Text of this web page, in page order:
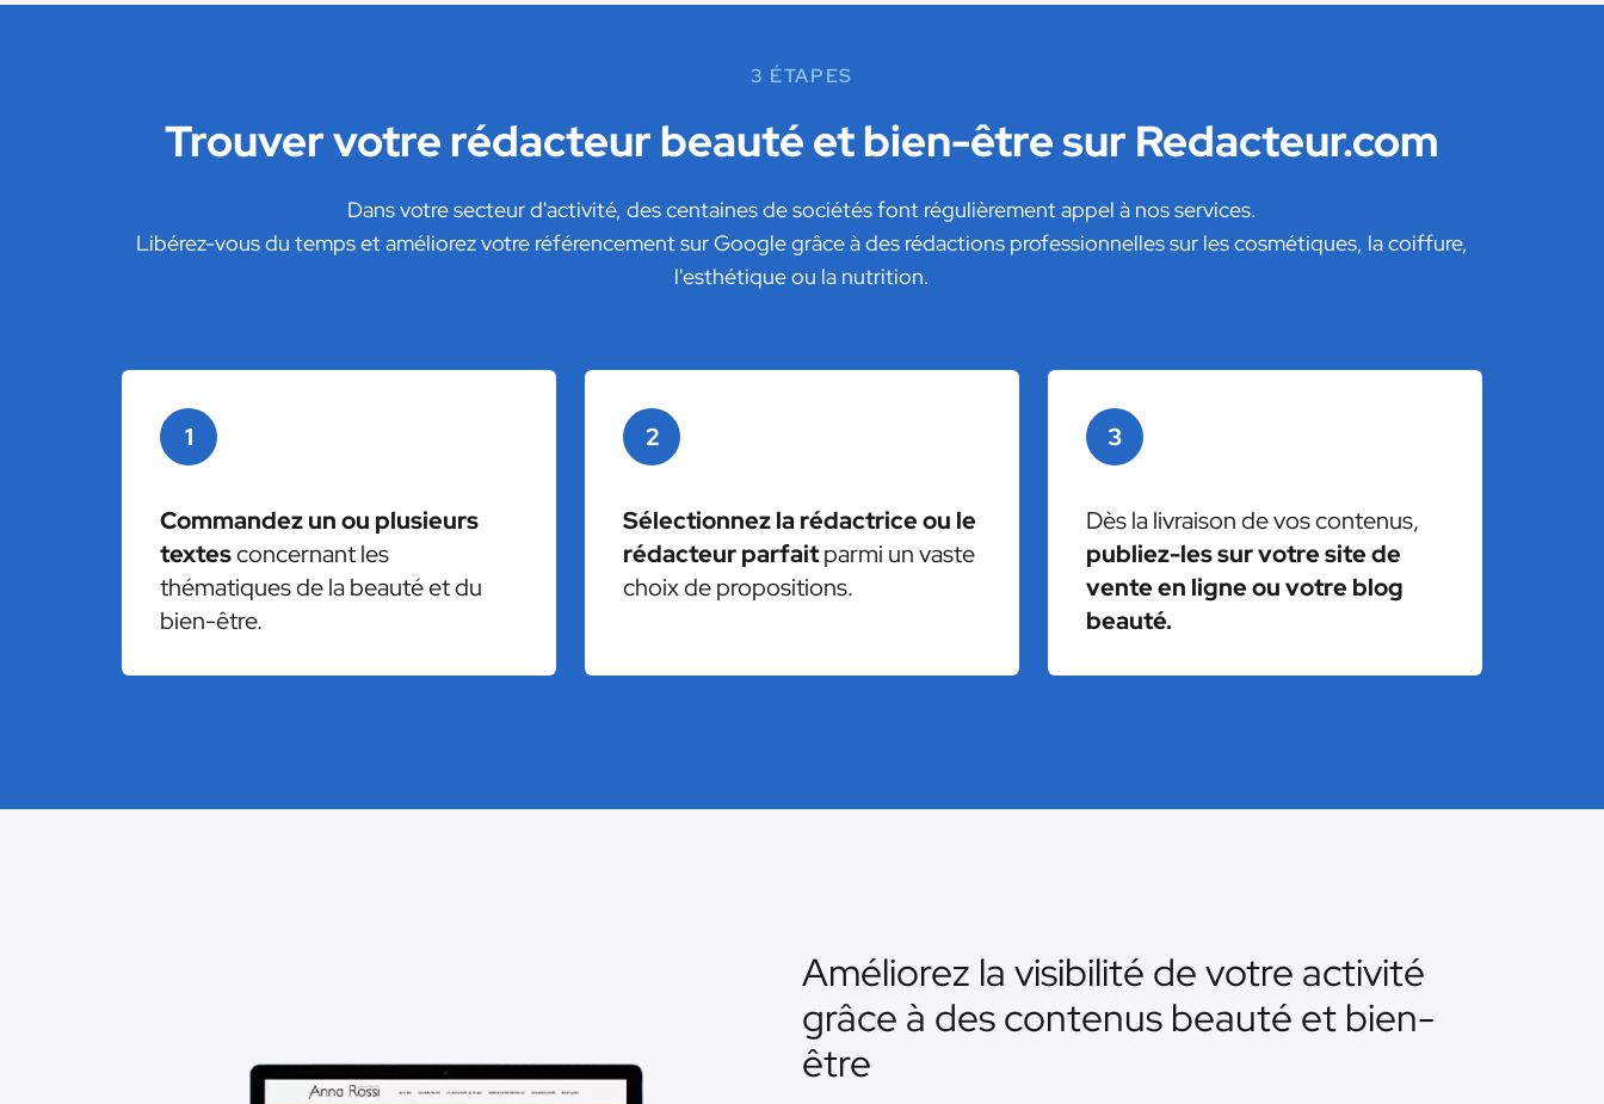
3 ÉTAPES
Trouver votre rédacteur beauté et bien-être sur Redacteur.com
Dans votre secteur d'activité, des centaines de sociétés font régulièrement appel à nos services.
Libérez-vous du temps et améliorez votre référencement sur Google grâce à des rédactions professionnelles sur les cosmétiques, la coiffure,
l'esthétique ou la nutrition.
1
Commandez un ou plusieurs
textesconcernant les
thématiques de la beauté et du
bien-être.
2
Sélectionnez la rédactrice ou le
rédacteur parfaitparmi un vaste
choix de propositions.
3
Dès la livraison de vos contenus,
publiez-les sur votre site de
vente en ligne ou votre blog
beauté.
Améliorez la visibilité de votre activité
grâce à des contenus beauté et bien-
être